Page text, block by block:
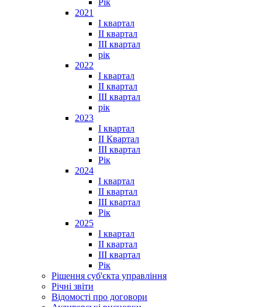
2021
I квартал
II квартал
III квартал
рік
2022
I квартал
II квартал
ІІІ квартал
рік
2023
І квартал
ІІ Квартал
III квартал
Рік
2024
I квартал
II квартал
III квартал
Рік
2025
I квартал
II квартал
III квартал
Рік
Рішення суб'єкта управління
Річні звіти
Відомості про договори